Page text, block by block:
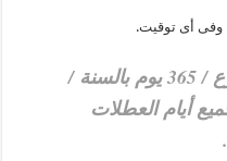
وفى أى توقيت.
نحن نعمل 7 ايام فى الأسبوع / 365 يوم بالسنة /
جميع أيام العطلات